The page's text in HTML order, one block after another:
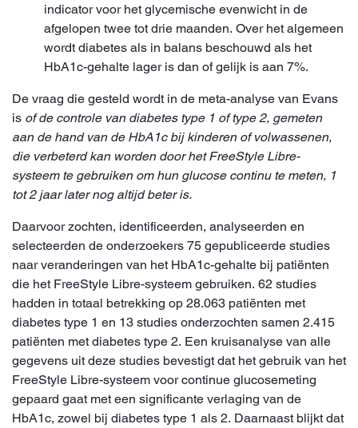
indicator voor het glycemische evenwicht in de
afgelopen twee tot drie maanden. Over het algemeen
wordt diabetes als in balans beschouwd als het
HbA1c-gehalte lager is dan of gelijk is aan 7%.
De vraag die gesteld wordt in de meta-analyse van Evans
is of de controle van diabetes type 1 of type 2, gemeten
aan de hand van de HbA1c bij kinderen of volwassenen,
die verbeterd kan worden door het FreeStyle Libre-
systeem te gebruiken om hun glucose continu te meten, 1
tot 2 jaar later nog altijd beter is.
Daarvoor zochten, identificeerden, analyseerden en
selecteerden de onderzoekers 75 gepubliceerde studies
naar veranderingen van het HbA1c-gehalte bij patiënten
die het FreeStyle Libre-systeem gebruiken. 62 studies
hadden in totaal betrekking op 28.063 patiënten met
diabetes type 1 en 13 studies onderzochten samen 2.415
patiënten met diabetes type 2. Een kruisanalyse van alle
gegevens uit deze studies bevestigt dat het gebruik van het
FreeStyle Libre-systeem voor continue glucosemeting
gepaard gaat met een significante verlaging van de
HbA1c, zowel bij diabetes type 1 als 2. Daarnaast blijkt dat